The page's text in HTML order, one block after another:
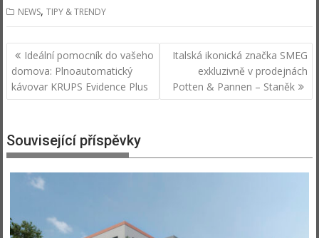
NEWS,TIPY & TRENDY
Navigace
pro
příspěvek
Ideální pomocník do vašeho
domova: Plnoautomatický
kávovar KRUPS Evidence Plus
Italská ikonická značka SMEG
exkluzivně v prodejnách
Potten & Pannen – Staněk
Související příspěvky